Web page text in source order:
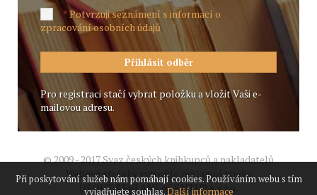
*Potvrzuji seznámení s informací o
zpracování osobních údajů
Pro registraci stačí vybrat položku a vložit Vaši e-
mailovou adresu.
© 2009 - 2017 Svaz českých knihkupců a nakladatelů
Webové stránky vytvořilo reklamní studio
JIROUT REKLANÍ AGENTURA s.r.o.
Při poskytování služeb nám pomáhají cookies. Používáním webu s tím
vyjadřujete souhlas.Další informace